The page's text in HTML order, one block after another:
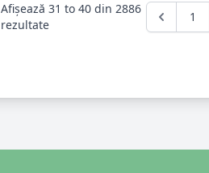
Afișează 31 to 40 din 2886
rezultate
1